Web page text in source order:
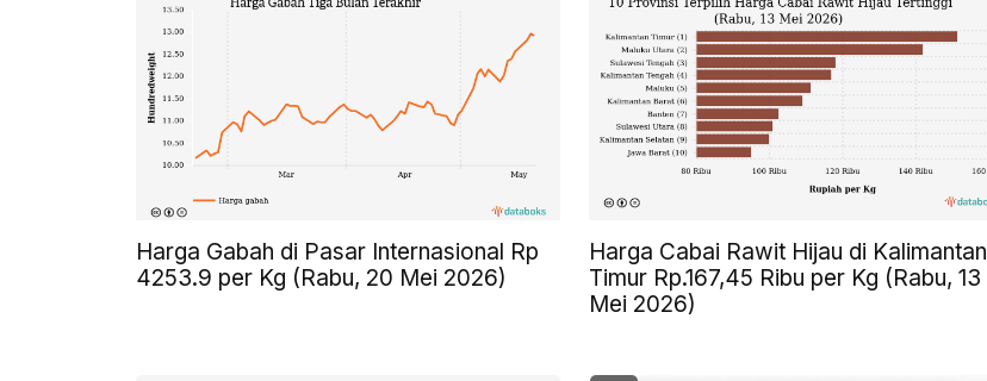
Harga Gabah di Pasar Internasional Rp
4253.9 per Kg (Rabu, 20 Mei 2026)
Harga Cabai Rawit Hijau di Kalimantan
Timur Rp.167,45 Ribu per Kg (Rabu, 13
Mei 2026)